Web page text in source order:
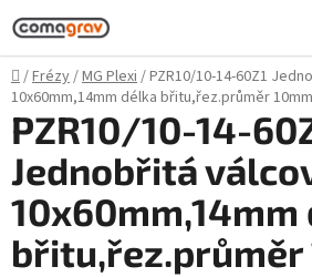
Přejít
na
obsah
Domů
/Frézy/MG Plexi/PZR10/10-14-60Z1
10x60mm,14mm délka břitu,řez.průměr 10mm
PZR10/10-14-
Jednobřitá
10x60mm,14mm
břitu,řez.průměr